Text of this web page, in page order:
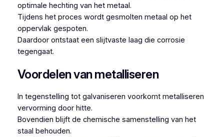
optimale hechting van het metaal.
Tijdens het proces wordt gesmolten metaal op het
oppervlak gespoten.
Daardoor ontstaat een slijtvaste laag die corrosie
tegengaat.
Voordelen van metalliseren
In tegenstelling tot galvaniseren voorkomt metalliseren
vervorming door hitte.
Bovendien blijft de chemische samenstelling van het
staal behouden.